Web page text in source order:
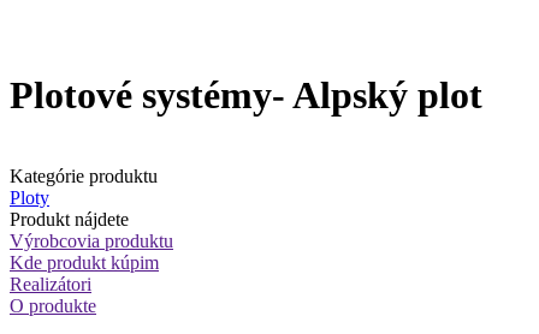
Plotové systémy- Alpský plot
Kategórie produktu
Ploty
Produkt nájdete
Výrobcovia produktu
Kde produkt kúpim
Realizátori
O produkte